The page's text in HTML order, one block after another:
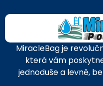
MiracleBag je
která vám
jednoduše a levně,